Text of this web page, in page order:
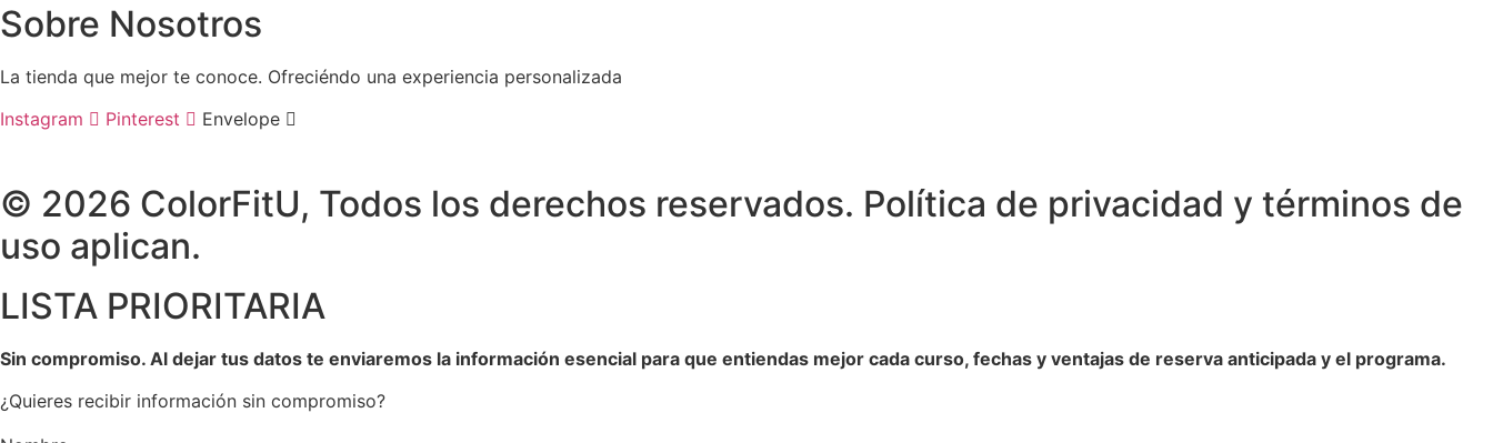
Sobre Nosotros
La tienda que mejor te conoce. Ofreciéndo una experiencia personalizada
Instagram
Pinterest Envelope
© 2026 ColorFitU, Todos los derechos reservados. Política de privacidad y términos de
uso aplican.
LISTA PRIORITARIA
Sin compromiso. Al dejar tus datos te enviaremos la información esencial para que entiendas mejor cada curso, fechas y ventajas de reserva anticipada y el programa.
¿Quieres recibir información sin compromiso?